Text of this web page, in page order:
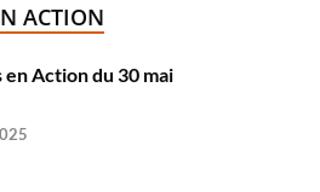
ACTION
en Action du 30 mai